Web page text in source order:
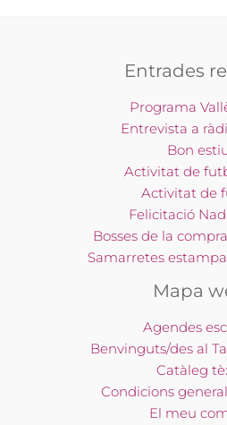
Entrades
Programa
Entrevista a
Bon
Activitat de
Activitat de
Felicitació
Bosses de la
Samarretes
Mapa
Agendes
Benvinguts/des al
Catàleg
Condicions
El meu